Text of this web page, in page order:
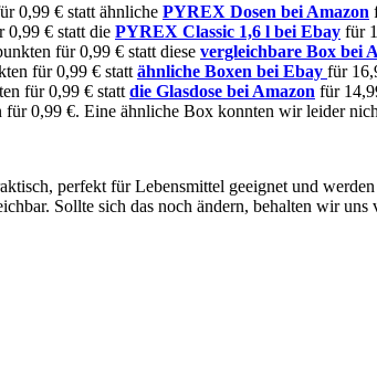
0,99 € statt ähnliche PYREX Dosen bei Amazon
0,99 € statt die PYREX Classic 1,6 l bei Ebay für
für 0,99 € statt diese vergleichbare Box bei
für 0,99 € statt ähnliche Boxen bei Ebay für
für 0,99 € statt die Glasdose bei Amazon für
für 0,99 €. Eine ähnliche Box konnten wir leider
perfekt für Lebensmittel geeignet und
Sollte sich das noch ändern, behalten wir